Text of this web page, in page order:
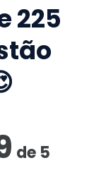
225
de 5